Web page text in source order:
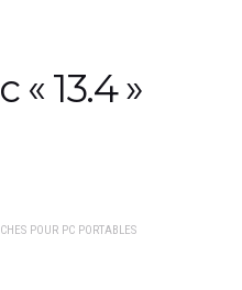
« 13.4 »
POUR PC PORTABLES